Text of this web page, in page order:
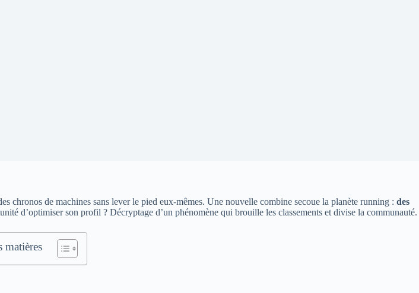
chronos de machines sans lever le pied eux-mêmes. Une nouvelle combine secoue la planète running : des
d’optimiser son profil ? Décryptage d’un phénomène qui brouille les classements et divise la communauté.
matières